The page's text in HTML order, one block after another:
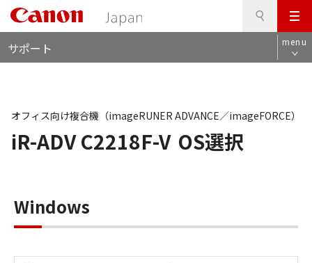
メ
ニ
ュ
サポート menu
iR-ADV C2218F-V OS選択
オフィス向け複合機（imageRUNER ADVANCE／imageFORCE）
Windows